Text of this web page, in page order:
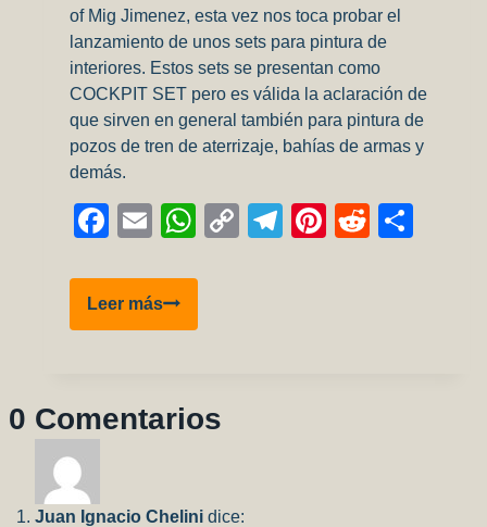
of Mig Jimenez, esta vez nos toca probar el
lanzamiento de unos sets para pintura de
interiores. Estos sets se presentan como
COCKPIT SET pero es válida la aclaración de
que sirven en general también para pintura de
pozos de tren de aterrizaje, bahías de armas y
demás.
Facebook
EmailWhatsApp
CopyTelegram
Pinterest
Reddit
Leer másReview
–
SET
–
Mig
0 Comentarios
Juan Ignacio Chelini dice: